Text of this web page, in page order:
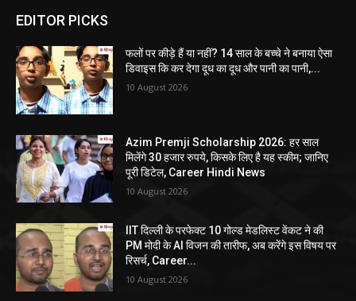
EDITOR PICKS
फलों पर कीड़े हैं या नहीं? 14 साल के बच्चे ने बनाया ऐसा
डिवाइस कि कर देगा दूध का दूध और पानी का पानी,...
10 August 2026
Azim Premji Scholarship 2026: हर साल
मिलेंगे 30 हजार रुपये, किसके लिए है यह स्कीम; जानिए
पूरी डिटेल, Career Hindi News
10 August 2026
IIT दिल्ली के परफेक्ट 10 गोल्ड मेडलिस्ट वेंकट ने की
PM मोदी के AI विजन की तारीफ, अब करेंगे इस विषय पर
रिसर्च, Career...
10 August 2026